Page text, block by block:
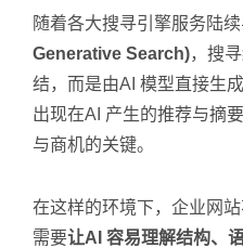
随着各大搜寻引擎服务陆续
Generative Search)，搜
结，而是由AI 模型直接生
出现在AI 产生的推荐与摘
与商机的关键。
在这样的环境下，企业网
需要让AI 容易理解结构、